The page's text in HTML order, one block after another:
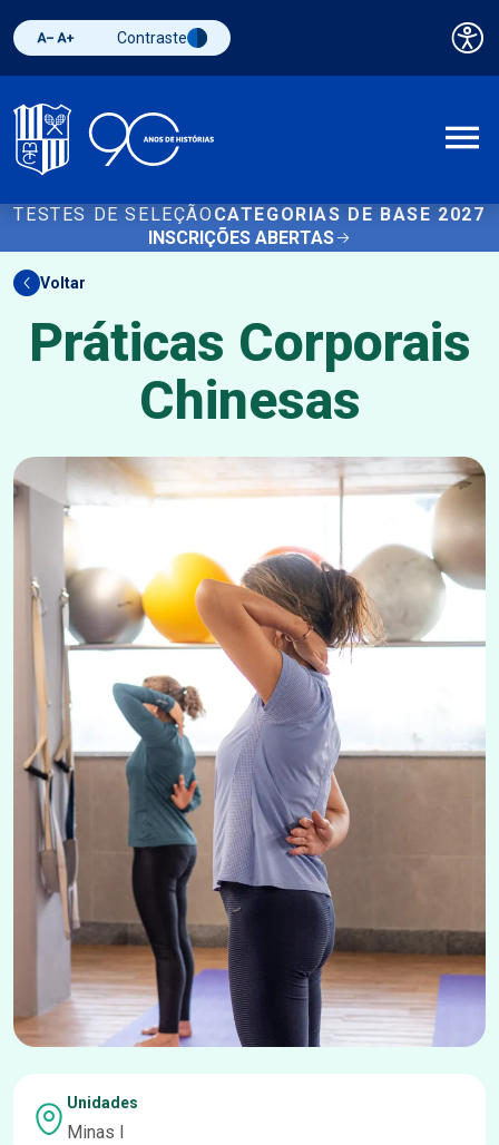
Diminuir fonte
Aumentar fonteAlternar contraste
Contraste
TESTES DE SELEÇÃO CATEGORIAS DE BASE 2027
INSCRIÇÕES ABERTAS
Voltar
Práticas Corporais
Chinesas
Unidades
Minas I